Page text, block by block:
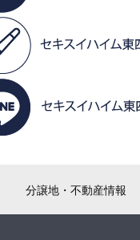
分譲地・不動産情報